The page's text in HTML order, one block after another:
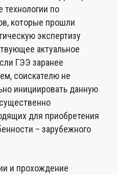
по
которые прошли
экспертизу
актуальное
ГЭЭ заранее
соискателю не
инициировать данную
для приобретения
– зарубежного
и прохождение